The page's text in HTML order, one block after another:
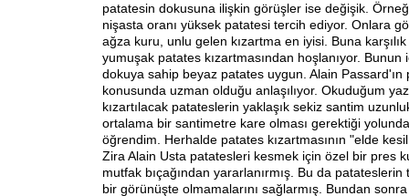
patatesin dokusuna ilişkin görüşler ise değişik.
nişasta oranı yüksek patatesi tercih ediyor. Onlara
ağza kuru, unlu gelen kızartma en iyisi. Buna
yumuşak patates kızartmasından hoşlanıyor. Bunun
dokuya sahip beyaz patates uygun. Alain Passard'ın
konusunda uzman olduğu anlaşılıyor. Okuduğum
kızartılacak patateslerin yaklaşık sekiz santim
ortalama bir santimetre kare olması gerektiği
öğrendim. Herhalde patates kızartmasının "elde
Zira Alain Usta patatesleri kesmek için özel bir pres
mutfak bıçağından yararlanırmış. Bu da
bir görünüşte olmamalarını sağlarmış. Bundan sonra